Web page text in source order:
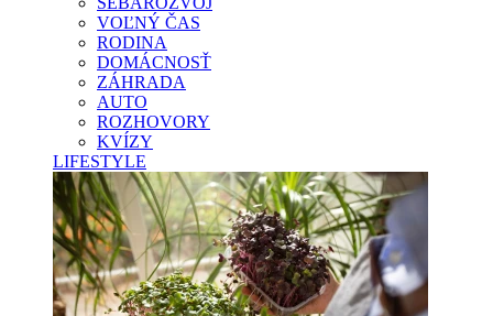
VOĽNÝ ČAS
RODINA
DOMÁCNOSŤ
ZÁHRADA
AUTO
ROZHOVORY
KVÍZY
LIFESTYLE